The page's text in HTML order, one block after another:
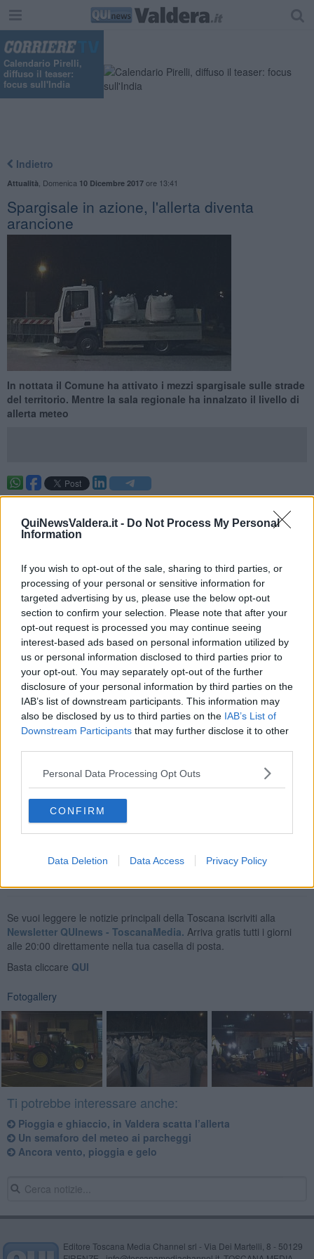
QuiNewsValdera.it - Do Not Process My Personal
Information
If you wish to opt-out of the sale, sharing to third parties, or
processing of your personal or sensitive information for
targeted advertising by us, please use the below opt-out
section to confirm your selection. Please note that after your
opt-out request is processed you may continue seeing
interest-based ads based on personal information utilized by
us or personal information disclosed to third parties prior to
your opt-out. You may separately opt-out of the further
disclosure of your personal information by third parties on the
IAB’s list of downstream participants. This information may
also be disclosed by us to third parties on the IAB’s List of
Downstream Participants that may further disclose it to other
Personal Data Processing Opt Outs
CONFIRM
Data Deletion Data Access Privacy Policy
Calendario Pirelli,
diffuso il teaser:
focus sull'India
Indietro
Attualità Domenica 10 Dicembre 2017ore 13:41
Spargisale in azione, l'allerta diventa
arancione
In nottata il Comune ha attivato i mezzi spargisale sulle strade
del territorio. Mentre la sala regionale ha innalzato il livello di
allerta meteo
PONTEDERA —L’innalzamento dei livelli di allerta meteo in tutta la
Toscana è stata decisa dalla sala regionale di protezione civile a
seguito dell’ultimo bollettino, che prevede undeciso rinforzo dei
L'allerta meteo riguarda irischi vento e idrogeologico (pioggia)
e non neve e ghiaccio.
In pratica il livello di allerta diventa massimo (codice rosso)
per l’Alta Toscana, da arancione che era oggi. E sale di grado
anche nel resto della regione, da giallo ad arancione. Le aree dove
l’allerta è maggiore sono la Lunigiana, le Apuane, la Garfagnana, la
valle del Reno fino alla costa e la Versilia. il Valdarno inferiore tra
Lucca e Pistoia e il bacino dell’Ombrone Pistoiese e del Bisenzio
avviso di criticità è valido fino a mezzanotte di lunedì 11 dicembre.
Intanto, già nella serata di ieri, l'amministrazione comunale ha
mezzi spargisale
di ghiaccio.
Se vuoi leggere le notizie principali della Toscana iscriviti alla
Newsletter QUInews - ToscanaMedia. Arriva gratis tutti i giorni
alle 20:00 direttamente nella tua casella di posta.
Basta cliccare QUI
Fotogallery
Ti potrebbe interessare anche:
Pioggia e ghiaccio, in Valdera scatta l’allerta
Un semaforo del meteo ai parcheggi
Ancora vento, pioggia e gelo
Editore Toscana Media Channel srl - Via Dei Martelli, 8 - 50129